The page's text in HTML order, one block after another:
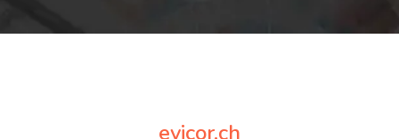
evicor.ch